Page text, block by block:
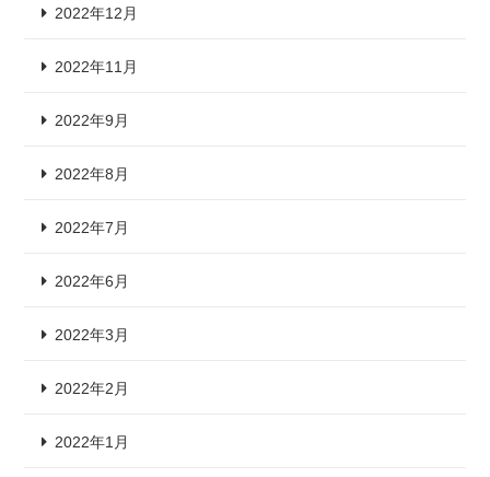
2022年12月
2022年11月
2022年9月
2022年8月
2022年7月
2022年6月
2022年3月
2022年2月
2022年1月